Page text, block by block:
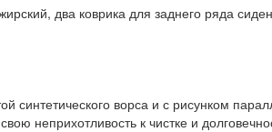
два коврика для заднего ряда
синтетического ворса и с рисунком
неприхотливость к чистке и